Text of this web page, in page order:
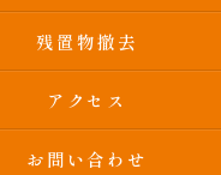
残置物撤去
アクセス
お問い合わせ